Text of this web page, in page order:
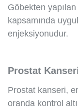
Göbekten
kapsamında
enjeksiyonudur.
Prostat
Prostat kanseri,
oranda kontrol